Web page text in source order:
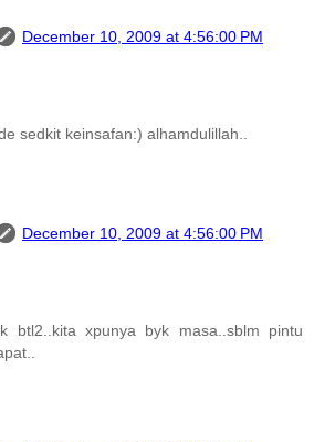
December 10, 2009 at 4:56:00 PM
sedkit keinsafan:) alhamdulillah..
December 10, 2009 at 4:56:00 PM
btl2..kita xpunya byk masa..sblm pintu